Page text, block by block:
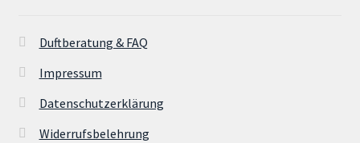
Duftberatung & FAQ
Impressum
Datenschutzerklärung
Widerrufsbelehrung